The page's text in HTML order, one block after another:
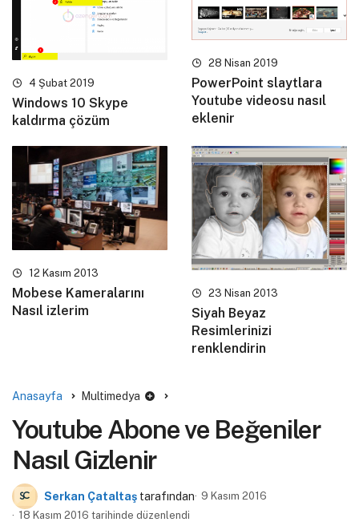
4 Şubat 2019
Windows 10 Skype
kaldırma çözüm
28 Nisan 2019
PowerPoint slaytlara
Youtube videosu nasıl
eklenir
12 Kasım 2013
Mobese Kameralarını
Nasıl izlerim
23 Nisan 2013
Siyah Beyaz
Resimlerinizi
renklendirin
Anasayfa Multimedya
Youtube Abone ve Beğeniler
Nasıl Gizlenir
Serkan Çataltaş tarafından
9 Kasım 2016
18 Kasım 2016 tarihinde düzenlendi